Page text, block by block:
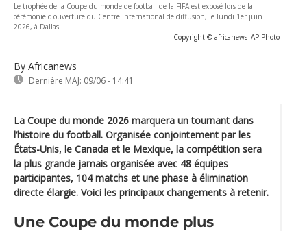
Le trophée de la Coupe du monde de football de la FIFA est exposé lors de la
cérémonie d'ouverture du Centre international de diffusion, le lundi 1er juin
2026, à Dallas.
- Copyright © africanews AP Photo
By Africanews
Dernière MAJ: 09/06 - 14:41
La Coupe du monde 2026 marquera un tournant dans
l’histoire du football. Organisée conjointement par les
États-Unis, le Canada et le Mexique, la compétition sera
la plus grande jamais organisée avec 48 équipes
participantes, 104 matchs et une phase à élimination
directe élargie. Voici les principaux changements à retenir.
Une Coupe du monde plus